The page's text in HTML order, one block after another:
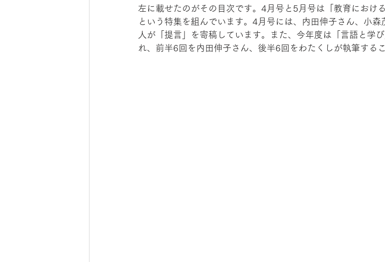
左に載せたのがその目次です。4月号と5月号は「教育におけ
という特集を組んでいます。4月号には、内田伸子さん、小
人が「提言」を寄稿しています。また、今年度は「言語と学
れ、前半6回を内田伸子さん、後半6回をわたくしが執筆する